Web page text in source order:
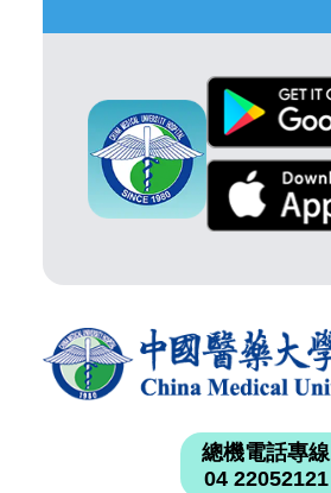
總機電話專線
04 22052121